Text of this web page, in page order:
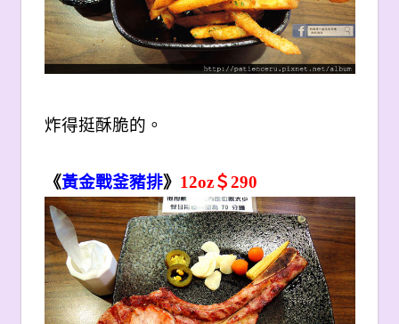
炸得挺酥脆的。
《黃金戰釜豬排》 12oz＄290